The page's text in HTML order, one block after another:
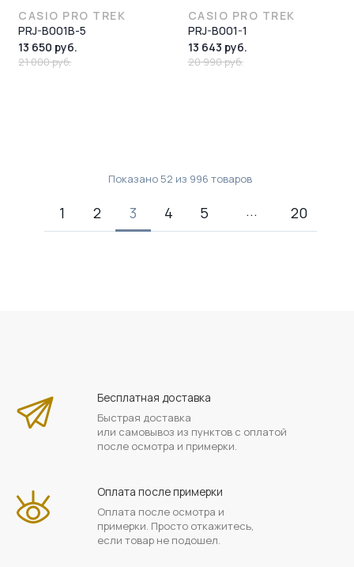
CASIO PRO TREK
PRJ-B001B-5
13 650 руб.
21 000 руб.
CASIO PRO TREK
PRJ-B001-1
13 643 руб.
20 990 руб.
Показано 52 из 996 товаров
1 2 3 4 5 20
Бесплатная доставка
Быстрая доставка
или самовывоз из пунктов с оплатой
после осмотра и примерки.
Оплата после примерки
Оплата после осмотра и
примерки. Просто откажитесь,
если товар не подошел.